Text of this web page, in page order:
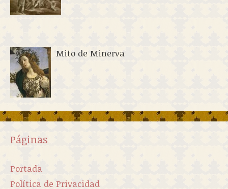
Mito de Minerva
Páginas
Portada
Política de Privacidad